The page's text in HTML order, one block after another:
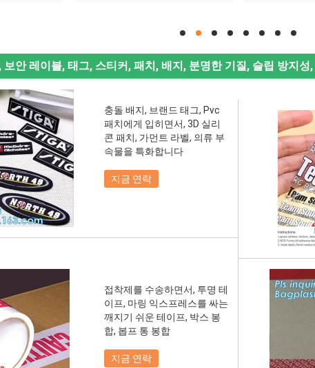
hd hd hd hd hd hd hd hd
보안 레이블, 태그, 스티커, 패치, 배지, 분명한 기질, 슬립 방지성
충돌 배지, 브랜드 태그, Pvc
패치에게 입히면서, 3D 실리
콘 패치, 가먼트 라벨, 의류 부
속물을 특화합니다
지금 연락
접착제를 수송하면서, 투명 테
이프, 마링 익스프레스를 싸는
깨지기 쉬운 테이프, 박스 봉
합, 봅프 통 봉합
지금 연락